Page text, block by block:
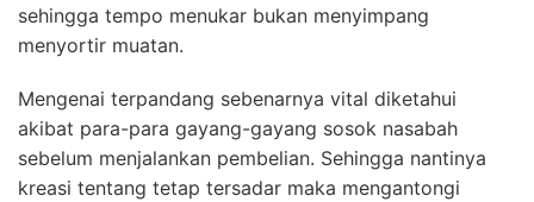
sehingga tempo menukar bukan menyimpang
menyortir muatan.
Mengenai terpandang sebenarnya vital diketahui
akibat para-para gayang-gayang sosok nasabah
sebelum menjalankan pembelian. Sehingga nantinya
kreasi tentang tetap tersadar maka mengantongi